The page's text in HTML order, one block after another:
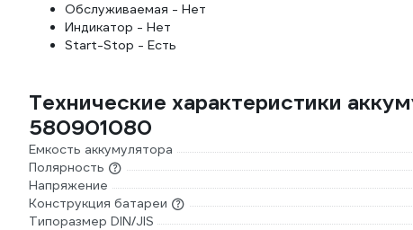
Обслуживаемая - Нет
Индикатор - Нет
Start-Stop - Есть
Технические характеристики
580901080
Емкость аккумулятора
Полярность
Напряжение
Конструкция батареи
Типоразмер DIN/JIS